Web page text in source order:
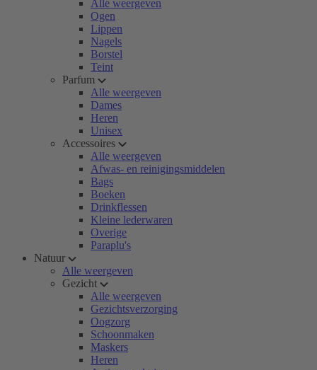
Alle weergeven
Ogen
Lippen
Nagels
Borstel
Teint
Parfum
Alle weergeven
Dames
Heren
Unisex
Accessoires
Alle weergeven
Afwas- en reinigingsmiddelen
Bags
Boeken
Drinkflessen
Kleine lederwaren
Overige
Paraplu's
Natuur
Alle weergeven
Gezicht
Alle weergeven
Gezichtsverzorging
Oogzorg
Schoonmaken
Maskers
Heren